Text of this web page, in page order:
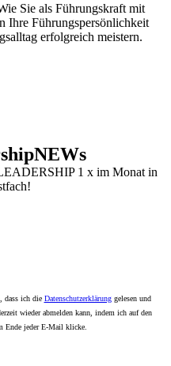
Sie als Führungskraft mit
Ihre Führungspersönlichkeit
erfolgreich meistern.
1 x im Monat in
dass ich die Datenschutzerklärunggelesen und
wieder abmelden kann, indem ich auf den
Ende jeder E-Mail klicke.